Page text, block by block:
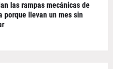
las rampas mecánicas de
porque llevan un mes sin